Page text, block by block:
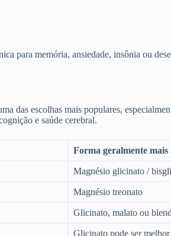
para memória, ansiedade, insônia ou
das escolhas mais populares,
e saúde cerebral.
Forma geralmente mais
Magnésio glicinato /
Magnésio treonato
Glicinato, malato ou
Glicinato pode ser